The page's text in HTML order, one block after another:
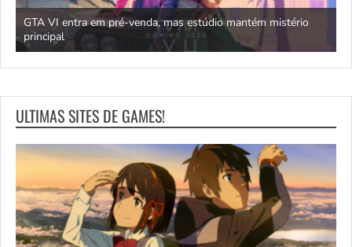
GTA VI entra em pré-venda, mas estúdio mantém mistério
principal
ULTIMAS SITES DE GAMES!